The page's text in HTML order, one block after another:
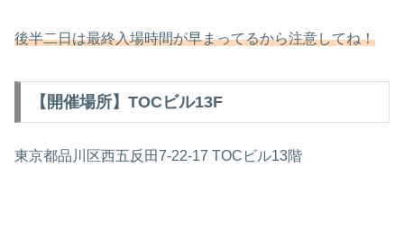
後半二日は最終入場時間が早まってるから注意してね！
【開催場所】TOCビル13F
東京都品川区西五反田7-22-17 TOCビル13階